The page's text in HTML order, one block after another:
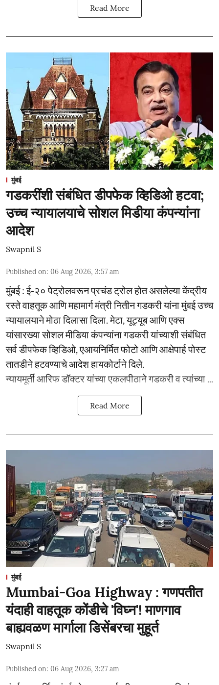
Read More
मुंबई
गडकरींशी संबंधित डीपफेक व्हिडिओ हटवा;
उच्च न्यायालयाचे सोशल मिडीया कंपन्यांना
आदेश
Swapnil S
Published on: 06 Aug 2026, 3:57 am
मुंबई : ई-२० पेट्रोलवरून प्रचंड ट्रोल होत असलेल्या केंद्रीय
रस्ते वाहतूक आणि महामार्ग मंत्री नितीन गडकरी यांना मुंबई उच्च
न्यायालयाने मोठा दिलासा दिला. मेटा, यूट्यूब आणि एक्स
यांसारख्या सोशल मीडिया कंपन्यांना गडकरी यांच्याशी संबंधित
सर्व डीपफेक व्हिडिओ, एआयनिर्मित फोटो आणि आक्षेपार्ह पोस्ट
तातडीने हटवण्याचे आदेश हायकोर्टाने दिले.
न्यायमूर्ती आरिफ डॉक्टर यांच्या एकलपीठाने गडकरी व त्यांच्या ...
Read More
मुंबई
Mumbai-Goa Highway : गणपतीत
यंदाही वाहतूक कोंडीचे 'विघ्न'! माणगाव
बाह्यवळण मार्गाला डिसेंबरचा मुहूर्त
Swapnil S
Published on: 06 Aug 2026, 3:27 am